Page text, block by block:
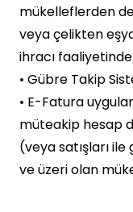
mükelleflerden
veya çelikten
ihracı
• Gübre Takip
• E-Fatura
müteakip hesap
(veya satışları ile
ve üzeri olan